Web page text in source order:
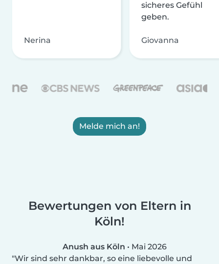
Nerina
sicheres Gefühl
geben.
Giovanna
Melde mich an!
Bewertungen von Eltern in
Köln!
Anush aus Köln • Mai 2026
Wir sind sehr dankbar, so eine liebevolle und